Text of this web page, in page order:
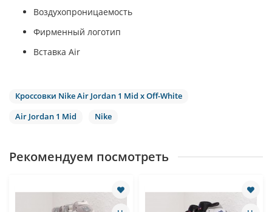
Воздухопроницаемость
Фирменный логотип
Вставка Air
Кроссовки Nike Air Jordan 1 Mid x Off-White
Air Jordan 1 Mid
Nike
Рекомендуем посмотреть